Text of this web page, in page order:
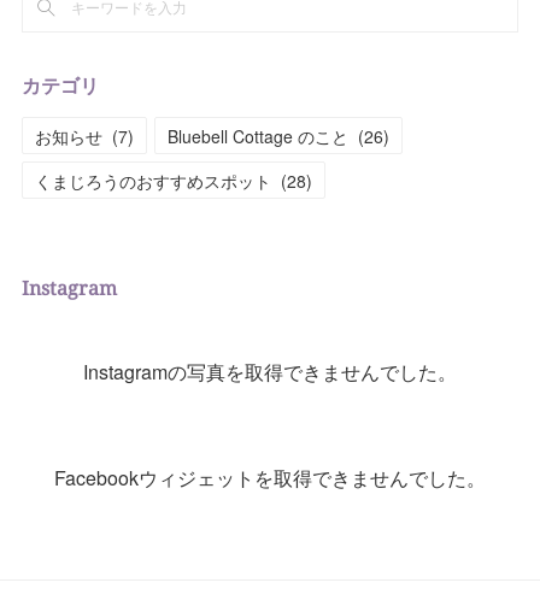
カテゴリ
お知らせ (7) Bluebell Cottage のこと (26)
くまじろうのおすすめスポット (28)
Instagram
Instagramの写真を取得できませんでした。
Facebookウィジェットを取得できませんでした。